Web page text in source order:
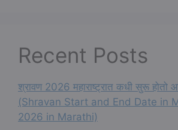
Recent Posts
श्रावण 2026 महाराष्ट्रात कधी सुरू होतो
(Shravan Start and End Date in
2026 in Marathi)